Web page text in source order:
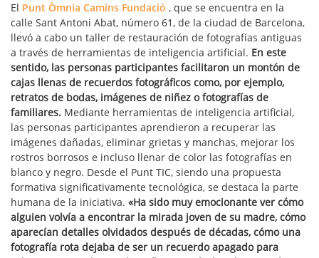
El Punt Òmnia Camins Fundació , que se encuentra en la
calle Sant Antoni Abat, número 61, de la ciudad de Barcelona,
llevó a cabo un taller de restauración de fotografías antiguas
a través de herramientas de inteligencia artificial. En este
sentido, las personas participantes facilitaron un montón de
cajas llenas de recuerdos fotográficos como, por ejemplo,
retratos de bodas, imágenes de niñez o fotografías de
familiares. Mediante herramientas de inteligencia artificial,
las personas participantes aprendieron a recuperar las
imágenes dañadas, eliminar grietas y manchas, mejorar los
rostros borrosos e incluso llenar de color las fotografías en
blanco y negro. Desde el Punt TIC, siendo una propuesta
formativa significativamente tecnológica, se destaca la parte
humana de la iniciativa. «Ha sido muy emocionante ver cómo
alguien volvía a encontrar la mirada joven de su madre, cómo
aparecían detalles olvidados después de décadas, cómo una
fotografía rota dejaba de ser un recuerdo apagado para